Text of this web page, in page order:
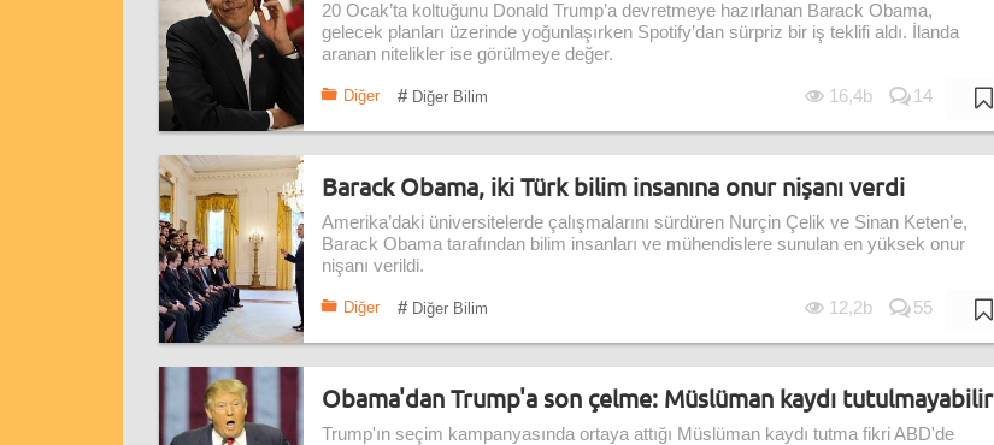
20 Ocak’ta koltuğunu Donald Trump’a devretmeye hazırlanan Barack Obama,
gelecek planları üzerinde yoğunlaşırken Spotify’dan sürpriz bir iş teklifi aldı. İlanda
aranan nitelikler ise görülmeye değer.
Diğer # Diğer Bilim 16,4b 14
Barack Obama, iki Türk bilim insanına onur nişanı verdi
Amerika’daki üniversitelerde çalışmalarını sürdüren Nurçin Çelik ve Sinan Keten’e,
Barack Obama tarafından bilim insanları ve mühendislere sunulan en yüksek onur
nişanı verildi.
Diğer # Diğer Bilim 12,2b 55
Obama'dan Trump'a son çelme: Müslüman kaydı tutulmayabilir
Trump'ın seçim kampanyasında ortaya attığı Müslüman kaydı tutma fikri ABD'de